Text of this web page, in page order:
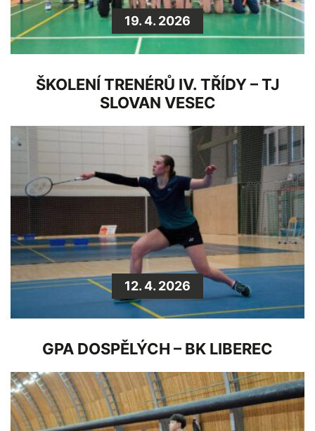
19. 4. 2026
ŠKOLENÍ TRENÉRŮ IV. TŘÍDY – TJ
SLOVAN VESEC
12. 4. 2026
GPA DOSPĚLÝCH – BK LIBEREC